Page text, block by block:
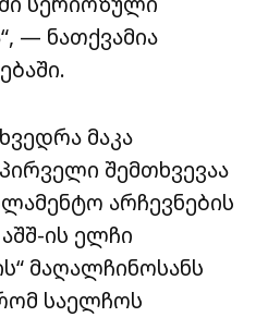
— ნათქვამია
მაკა
შემთხვევაა
არჩევნების
ის ელჩი
მაღალჩინოსანს
საელჩოს